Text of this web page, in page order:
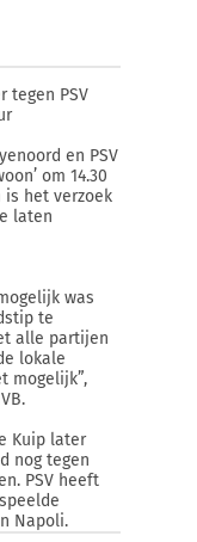
tegen PSV
en PSV
om 14.30
is het verzoek
laten
was
te
alle partijen
lokale
mogelijk”,
Kuip later
nog tegen
PSV heeft
Napoli.